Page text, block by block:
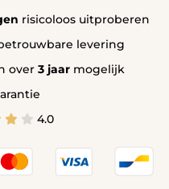
risicoloos uitproberen
levering
over 3 jaarmogelijk
4.0